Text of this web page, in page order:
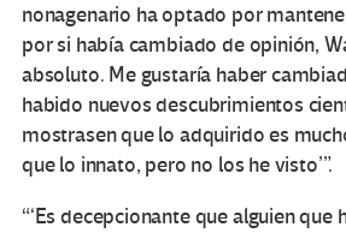
nonagenario ha optado por
por si había cambiado de opinión,
absoluto. Me gustaría haber
habido nuevos descubrimientos
mostrasen que lo adquirido es
que lo innato, pero no los he visto’”.
“‘Es decepcionante que alguien que